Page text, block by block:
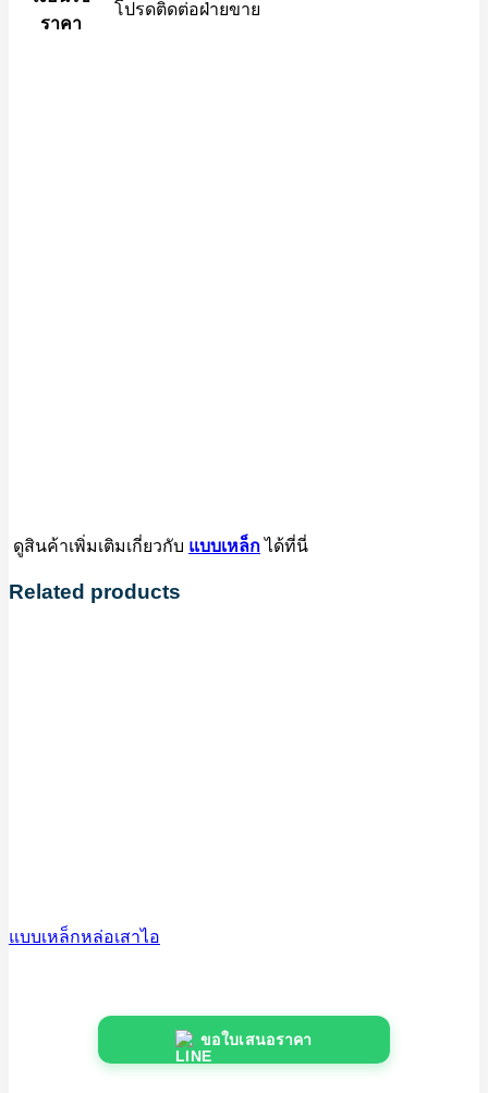
ราคา
โปรดติดต่อฝ่ายขาย
ดูสินค้าเพิ่มเติมเกี่ยวกับ แบบเหล็กได้ที่นี่
Related products
แบบเหล็กหล่อเสาไอ
ขอใบเสนอราคา